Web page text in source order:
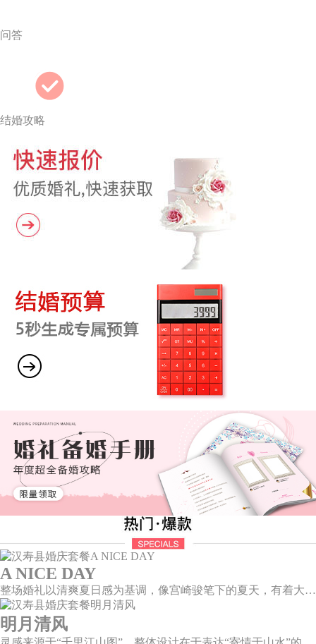
问答
结婚攻略
A NICE DAY
整场婚礼以清爽夏日感为基调，像宫崎骏笔下的夏天，有着大朵大朵像棉花糖似的白云，有蔚蓝蔚蓝的天空和青绿青绿的草地，有着童话世界里干净纯洁的美好，有着日系画风下的治愈感。
明月清风